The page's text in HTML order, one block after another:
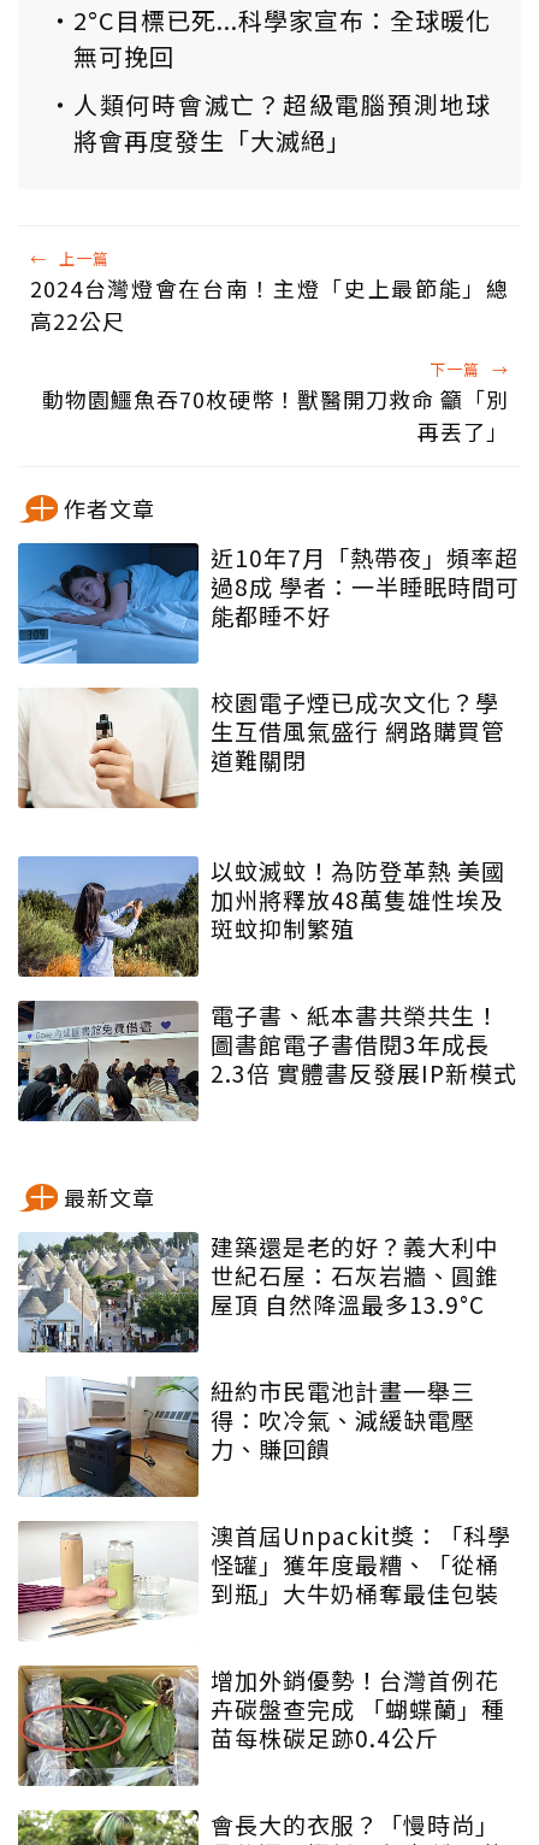
2°C目標已死...科學家宣布：全球暖化
無可挽回
人類何時會滅亡？超級電腦預測地球
將會再度發生「大滅絕」
← 上一篇
2024台灣燈會在台南！主燈「史上最節能」總
高22公尺
下一篇 →
動物園鱷魚吞70枚硬幣！獸醫開刀救命 籲「別
再丟了」
作者文章
近10年7月「熱帶夜」頻率超
過8成 學者：一半睡眠時間可
能都睡不好
校園電子煙已成次文化？學
生互借風氣盛行 網路購買管
道難關閉
以蚊滅蚊！為防登革熱 美國
加州將釋放48萬隻雄性埃及
斑蚊抑制繁殖
電子書、紙本書共榮共生！
圖書館電子書借閱3年成長
2.3倍 實體書反發展IP新模式
最新文章
建築還是老的好？義大利中
世紀石屋：石灰岩牆、圓錐
屋頂 自然降溫最多13.9°C
紐約市民電池計畫一舉三
得：吹冷氣、減緩缺電壓
力、賺回饋
澳首屆Unpackit獎：「科學
怪罐」獲年度最糟、「從桶
到瓶」大牛奶桶奪最佳包裝
增加外銷優勢！台灣首例花
卉碳盤查完成 「蝴蝶蘭」種
苗每株碳足跡0.4公斤
會長大的衣服？「慢時尚」